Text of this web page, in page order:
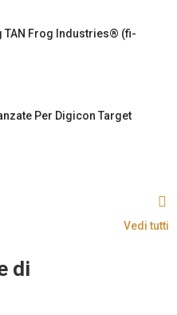
TAN Frog Industries® (fi-
Per Digicon Target
Vedi tutti
di